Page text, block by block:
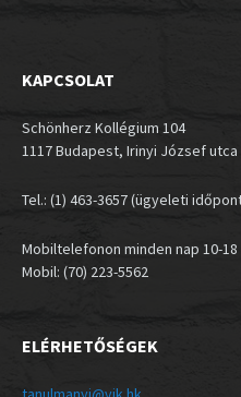
KAPCSOLAT
Schönherz Kollégium 104
1117 Budapest, Irinyi József utca
Tel.: (1) 463-3657 (ügyeleti
Mobiltelefonon minden nap 10-
Mobil: (70) 223-5562
ELÉRHETŐSÉGEK